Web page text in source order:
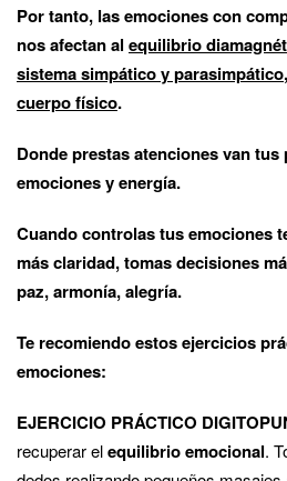
Por tanto, las emociones con
nos afectan al equilibrio
sistema simpático y parasimpático
cuerpo físico.
Donde prestas atenciones van tus
emociones y energía.
Cuando controlas tus emociones
más claridad, tomas decisiones
paz, armonía, alegría.
Te recomiendo estos ejercicios
emociones:
EJERCICIO PRÁCTICO
recuperar elequilibrio emocional.